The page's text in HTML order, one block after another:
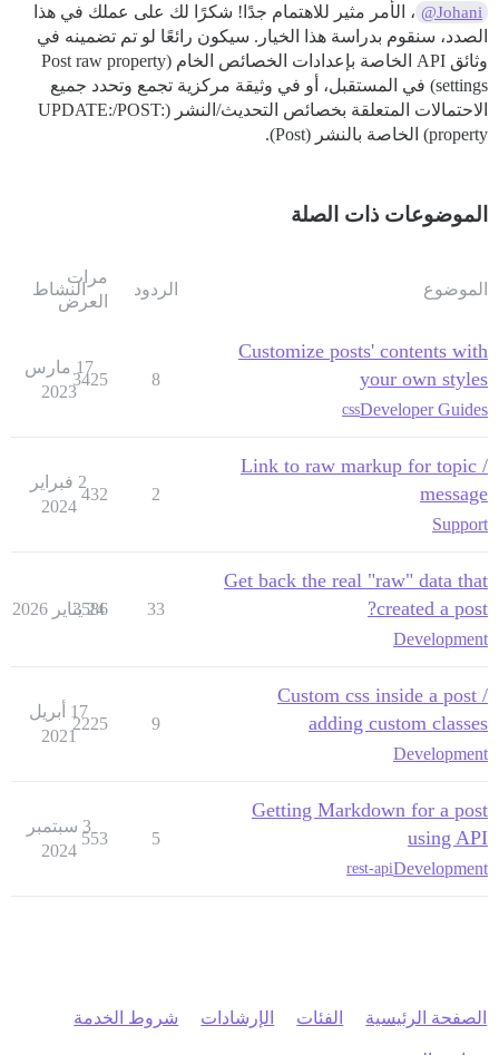
@Johani ، الأمر مثير للاهتمام جدًا! شكرًا لك على عملك في هذا
الصدد، سنقوم بدراسة هذا الخيار. سيكون رائعًا لو تم تضمينه في
وثائق API الخاصة بإعدادات الخصائص الخام (Post raw property
settings) في المستقبل، أو في وثيقة مركزية تجمع وتحدد جميع
الاحتمالات المتعلقة بخصائص التحديث/النشر (UPDATE:/POST:
property) الخاصة بالنشر (Post).
الموضوعات ذات الصلة
الموضوع الردود
مرات
العرض
النشاط
Customize posts' contents with
your own styles
Developer Guides
css
8
3425
17 مارس
2023
Link to raw markup for topic /
message
Support
2
432
2 فبراير
2024
Get back the real "raw" data that
created a post?
Development
33
3586
24 يناير 2026
Custom css inside a post /
adding custom classes
Development
9
2225
17 أبريل
2021
Getting Markdown for a post
using API
Development
rest-api
5
553
3 سبتمبر
2024
الصفحة الرئيسية الفئات الإرشادات شروط الخدمة